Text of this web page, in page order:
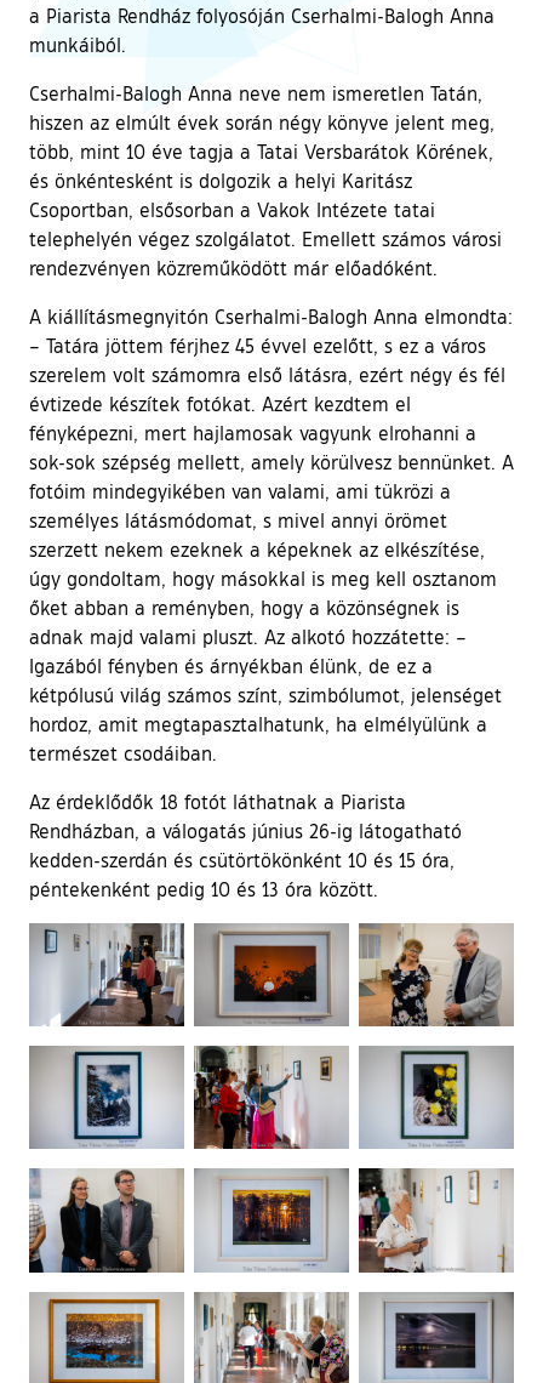
a Piarista Rendház folyosóján Cserhalmi-Balogh Anna
munkáiból.
Cserhalmi-Balogh Anna neve nem ismeretlen Tatán,
hiszen az elmúlt évek során négy könyve jelent meg,
több, mint 10 éve tagja a Tatai Versbarátok Körének,
és önkéntesként is dolgozik a helyi Karitász
Csoportban, elsősorban a Vakok Intézete tatai
telephelyén végez szolgálatot. Emellett számos városi
rendezvényen közreműködött már előadóként.
A kiállításmegnyitón Cserhalmi-Balogh Anna elmondta:
– Tatára jöttem férjhez 45 évvel ezelőtt, s ez a város
szerelem volt számomra első látásra, ezért négy és fél
évtizede készítek fotókat. Azért kezdtem el
fényképezni, mert hajlamosak vagyunk elrohanni a
sok-sok szépség mellett, amely körülvesz bennünket. A
fotóim mindegyikében van valami, ami tükrözi a
személyes látásmódomat, s mivel annyi örömet
szerzett nekem ezeknek a képeknek az elkészítése,
úgy gondoltam, hogy másokkal is meg kell osztanom
őket abban a reményben, hogy a közönségnek is
adnak majd valami pluszt. Az alkotó hozzátette: –
Igazából fényben és árnyékban élünk, de ez a
kétpólusú világ számos színt, szimbólumot, jelenséget
hordoz, amit megtapasztalhatunk, ha elmélyülünk a
természet csodáiban.
Az érdeklődők 18 fotót láthatnak a Piarista
Rendházban, a válogatás június 26-ig látogatható
kedden-szerdán és csütörtökönként 10 és 15 óra,
péntekenként pedig 10 és 13 óra között.
Ugrás a galéria utánra